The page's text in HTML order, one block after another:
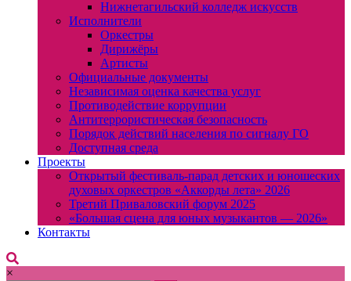
Нижнетагильский колледж искусств
Исполнители
Оркестры
Дирижёры
Артисты
Официальные документы
Независимая оценка качества услуг
Противодействие коррупции
Антитеррористическая безопасность
Порядок действий населения по сигналу ГО
Доступная среда
Проекты
Открытый фестиваль-парад детских и юношеских
духовых оркестров «Аккорды лета» 2026
Третий Приваловский форум 2025
«Большая сцена для юных музыкантов — 2026»
Контакты
×